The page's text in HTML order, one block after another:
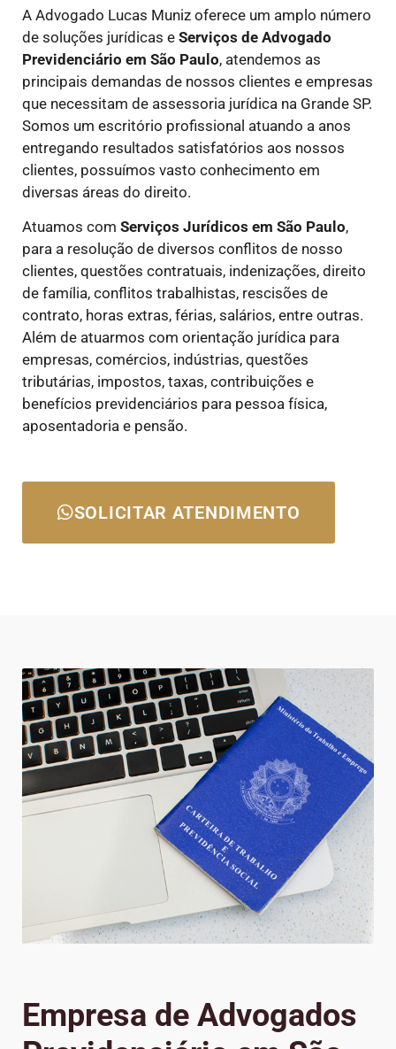
A Advogado Lucas Muniz oferece um amplo número
de soluções jurídicas e Serviços de Advogado
Previdenciário em São Paulo, atendemos as
principais demandas de nossos clientes e empresas
que necessitam de assessoria jurídica na Grande SP.
Somos um escritório profissional atuando a anos
entregando resultados satisfatórios aos nossos
clientes, possuímos vasto conhecimento em
diversas áreas do direito.
Atuamos com Serviços Jurídicos em São Paulo,
para a resolução de diversos conflitos de nosso
clientes, questões contratuais, indenizações, direito
de família, conflitos trabalhistas, rescisões de
contrato, horas extras, férias, salários, entre outras.
Além de atuarmos com orientação jurídica para
empresas, comércios, indústrias, questões
tributárias, impostos, taxas, contribuições e
benefícios previdenciários para pessoa física,
aposentadoria e pensão.
SOLICITAR ATENDIMENTO
Empresa de Advogados